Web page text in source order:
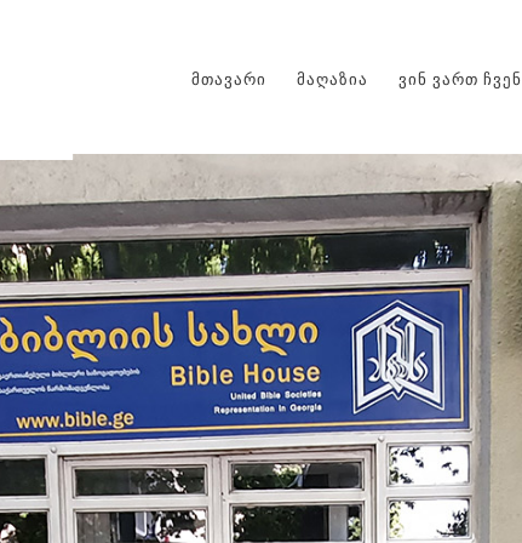
ᲛᲗᲐᲕᲐᲠᲘ ᲛᲐᲦᲐᲖᲘᲐ ᲕᲘᲜ ᲕᲐᲠᲗ ᲩᲕᲔᲜ